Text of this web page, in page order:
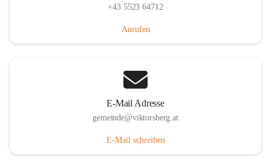
+43 5523 64712
Anrufen
E-Mail Adresse
gemeinde@viktorsberg.at
E-Mail schreiben